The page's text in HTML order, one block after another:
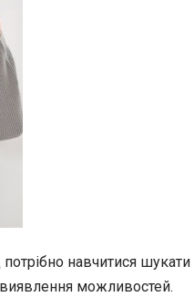
навчитися
виявлення можливостей.